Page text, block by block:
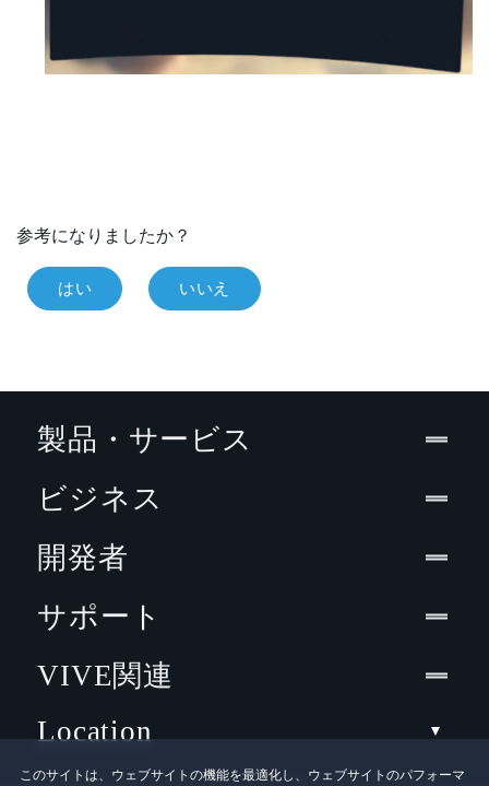
参考になりましたか？
はい いいえ
このサイトは、ウェブサイトの機能を最適化し、ウェブサイトのパフォーマ
製品・サービス
ビジネス
開発者
サポート
VIVE関連
Location